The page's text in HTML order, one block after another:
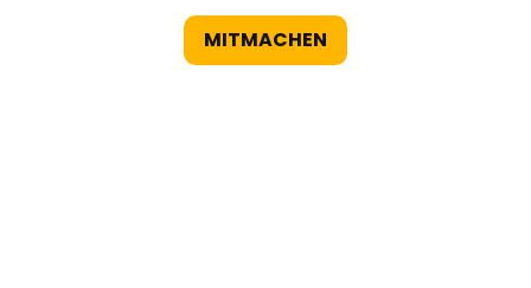
MITMACHEN